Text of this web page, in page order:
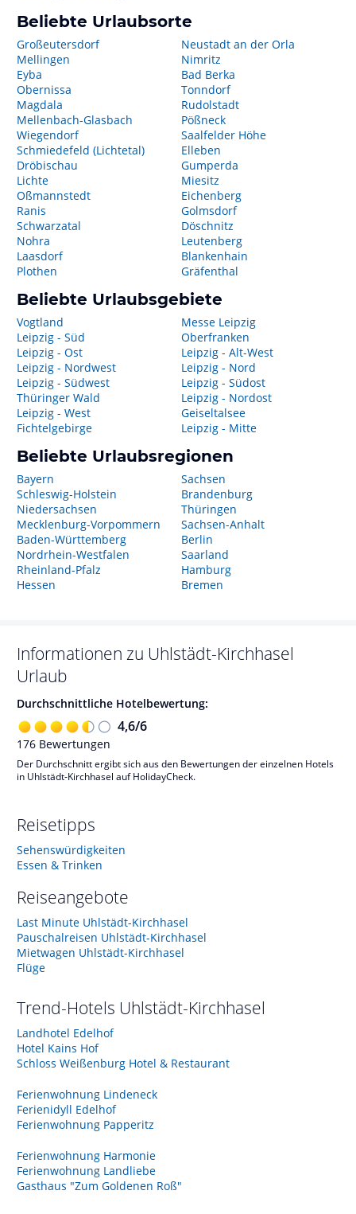
Beliebte Urlaubsorte
Großeutersdorf
Mellingen
Eyba
Obernissa
Magdala
Mellenbach-Glasbach
Wiegendorf
Schmiedefeld (Lichtetal)
Dröbischau
Lichte
Oßmannstedt
Ranis
Schwarzatal
Nohra
Laasdorf
Plothen
Neustadt an der Orla
Nimritz
Bad Berka
Tonndorf
Rudolstadt
Pößneck
Saalfelder Höhe
Elleben
Gumperda
Miesitz
Eichenberg
Golmsdorf
Döschnitz
Leutenberg
Blankenhain
Gräfenthal
Beliebte Urlaubsgebiete
Vogtland
Leipzig - Süd
Leipzig - Ost
Leipzig - Nordwest
Leipzig - Südwest
Thüringer Wald
Leipzig - West
Fichtelgebirge
Messe Leipzig
Oberfranken
Leipzig - Alt-West
Leipzig - Nord
Leipzig - Südost
Leipzig - Nordost
Geiseltalsee
Leipzig - Mitte
Beliebte Urlaubsregionen
Bayern
Schleswig-Holstein
Niedersachsen
Mecklenburg-Vorpommern
Baden-Württemberg
Nordrhein-Westfalen
Rheinland-Pfalz
Hessen
Sachsen
Brandenburg
Thüringen
Sachsen-Anhalt
Berlin
Saarland
Hamburg
Bremen
Informationen zu Uhlstädt-Kirchhasel
Urlaub
Durchschnittliche Hotelbewertung:
4,6/6
176 Bewertungen
Der Durchschnitt ergibt sich aus den Bewertungen der einzelnen Hotels
in Uhlstädt-Kirchhasel auf HolidayCheck.
Reisetipps
Sehenswürdigkeiten
Essen & Trinken
Reiseangebote
Last Minute Uhlstädt-Kirchhasel
Pauschalreisen Uhlstädt-Kirchhasel
Mietwagen Uhlstädt-Kirchhasel
Flüge
Trend-Hotels Uhlstädt-Kirchhasel
Landhotel Edelhof
Hotel Kains Hof
Schloss Weißenburg Hotel & Restaurant
Ferienwohnung Lindeneck
Ferienidyll Edelhof
Ferienwohnung Papperitz
Ferienwohnung Harmonie
Ferienwohnung Landliebe
Gasthaus "Zum Goldenen Roß"